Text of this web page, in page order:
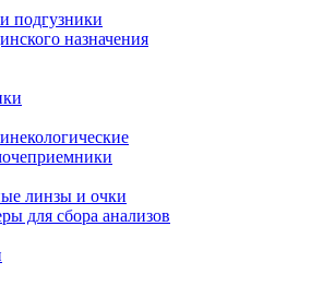
подгузники
назначения
линзы и очки
для сбора анализов